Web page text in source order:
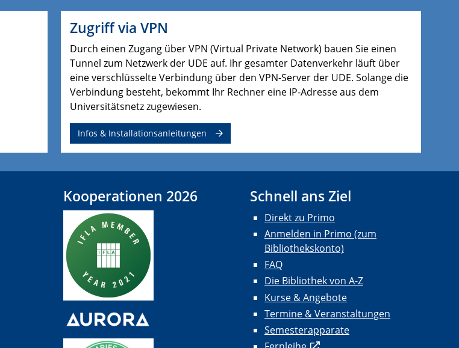
Zugriff via VPN
Durch einen Zugang über VPN (Virtual Private Network) bauen Sie einen
Tunnel zum Netzwerk der UDE auf. Ihr gesamter Datenverkehr läuft über
eine verschlüsselte Verbindung über den VPN-Server der UDE. Solange die
Verbindung besteht, bekommt Ihr Rechner eine IP-Adresse aus dem
Universitätsnetz zugewiesen.
Infos & Installationsanleitungen
Kooperationen 2026 Schnell ans Ziel
Direkt zu Primo
Anmelden in Primo (zum
Bibliothekskonto)
FAQ
Die Bibliothek von A-Z
Kurse & Angebote
Termine & Veranstaltungen
Semesterapparate